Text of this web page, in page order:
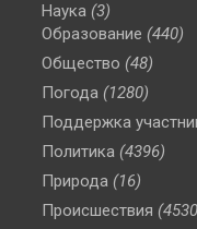
Наука (3)
Образование (440)
Общество (48)
Погода (1280)
Поддержка
Политика (4396)
Природа (16)
Происшествия